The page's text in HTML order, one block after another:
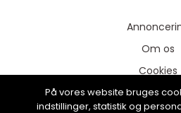
Om os
Cookies
Kontakt
På vores website bruges
indstillinger, statistik og